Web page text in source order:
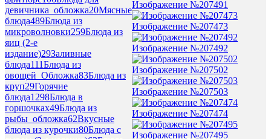
девичника_обложка20Мясные
блюда489Блюда из
микроволновки259Блюда из
яиц (2-е
издание)29Заливные
блюда111Блюда из
овощей_Обложка83Блюда из
круп29Горячие
блюда1298Блюда в
горшочках49Блюда из
рыбы_обложка62Вкусные
блюда из курочки80Блюда с
Изображение №207491
Изображение №207473
Изображение №207492
Изображение №207502
Изображение №207503
Изображение №207474
Изображение №207495